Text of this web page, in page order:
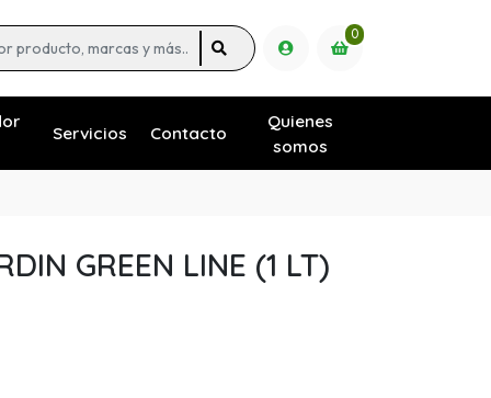
0
Servicios Contacto
Quienes
somos
GREEN LINE (1 LT)